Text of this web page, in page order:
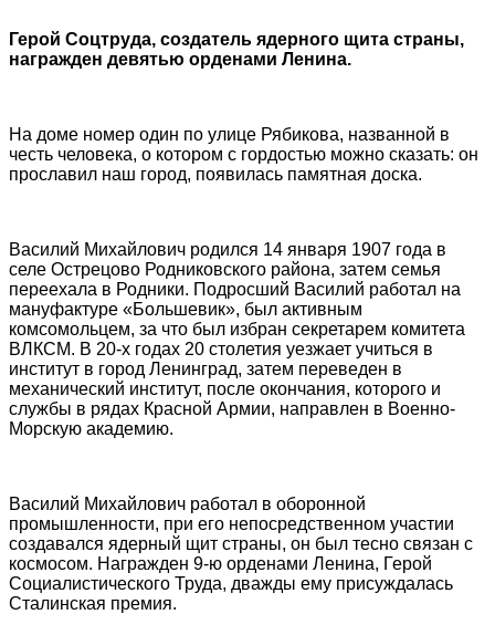
Герой Соцтруда, создатель ядерного щита страны,
награжден девятью орденами Ленина.
На доме номер один по улице Рябикова, названной в
честь человека, о котором с гордостью можно сказать: он
прославил наш город, появилась памятная доска.
Василий Михайлович родился 14 января 1907 года в
селе Острецово Родниковского района, затем семья
переехала в Родники. Подросший Василий работал на
мануфактуре «Большевик», был активным
комсомольцем, за что был избран секретарем комитета
ВЛКСМ. В 20-х годах 20 столетия уезжает учиться в
институт в город Ленинград, затем переведен в
механический институт, после окончания, которого и
службы в рядах Красной Армии, направлен в Военно-
Морскую академию.
Василий Михайлович работал в оборонной
промышленности, при его непосредственном участии
создавался ядерный щит страны, он был тесно связан с
космосом. Награжден 9-ю орденами Ленина, Герой
Социалистического Труда, дважды ему присуждалась
Сталинская премия.